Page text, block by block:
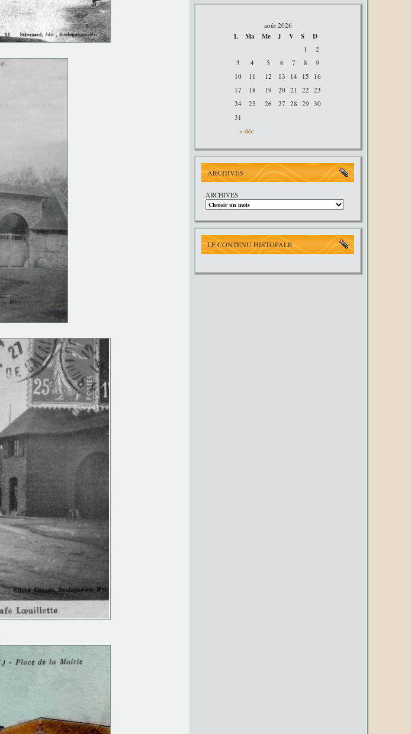
août 2026
L Ma Me J V S D
« déc
1
2
3
4 5 6 7 8
9
10
11 12 13 14 15
16
17
18 19 20 21 22 23
24
25 26 27 28 29 30
31
ARCHIVES
ARCHIVES
LE CONTENU HISTOPALE